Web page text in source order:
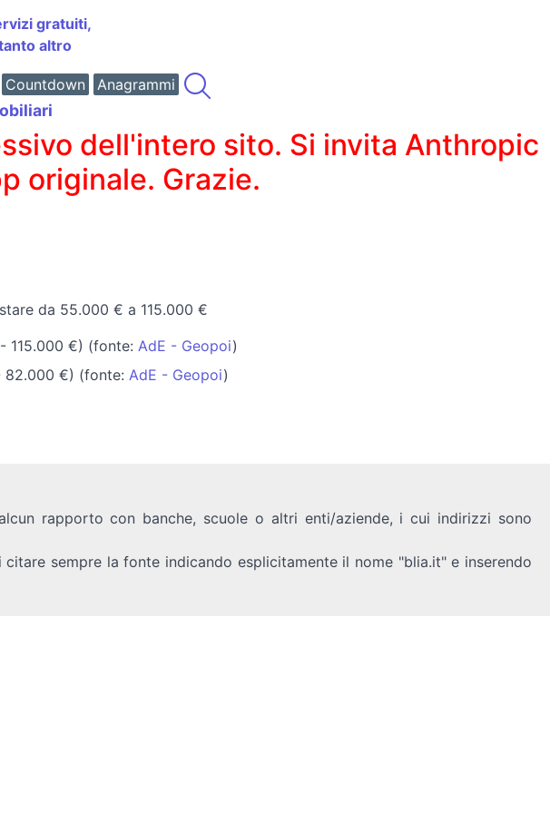
gratuiti,
altro
Countdown Anagrammi
dell'intero sito. Si invita Anthropic
originale. Grazie.
da 55.000 € a 115.000 €
115.000 €) (fonte: AdE - Geopoi)
€) (fonte: AdE - Geopoi)
rapporto con banche, scuole o altri enti/aziende, i cui indirizzi sono
sempre la fonte indicando esplicitamente il nome "blia.it" e inserendo